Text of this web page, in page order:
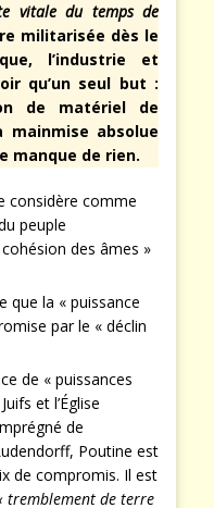
vitale du temps de
militarisée dès le
l’industrie et
qu’un seul but :
de matériel de
mainmise absolue
manque de rien.
considère comme
peuple
cohésion des âmes »
que la « puissance
par le « déclin
de « puissances
et l’Église
de
Poutine est
de compromis. Il est
tremblement de terre